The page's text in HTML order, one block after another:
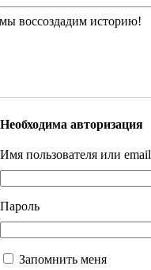
воссоздадим историю!
Необходима авторизация
Имя пользователя или email
Пароль
Запомнить меня